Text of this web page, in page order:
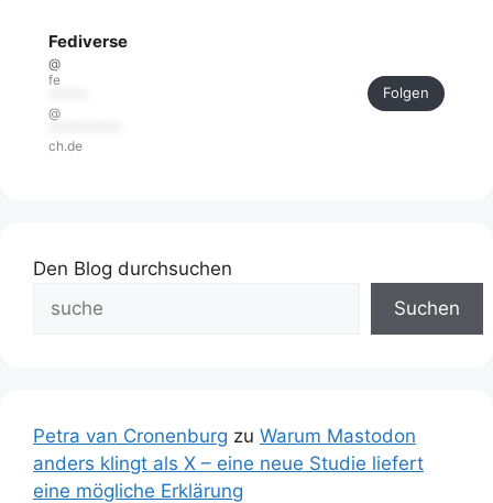
Fediverse
@
fe
@
ch.de
Folgen
Den Blog durchsuchen
Suchen
Petra van Cronenburg zu Warum Mastodon
anders klingt als X – eine neue Studie liefert
eine mögliche Erklärung